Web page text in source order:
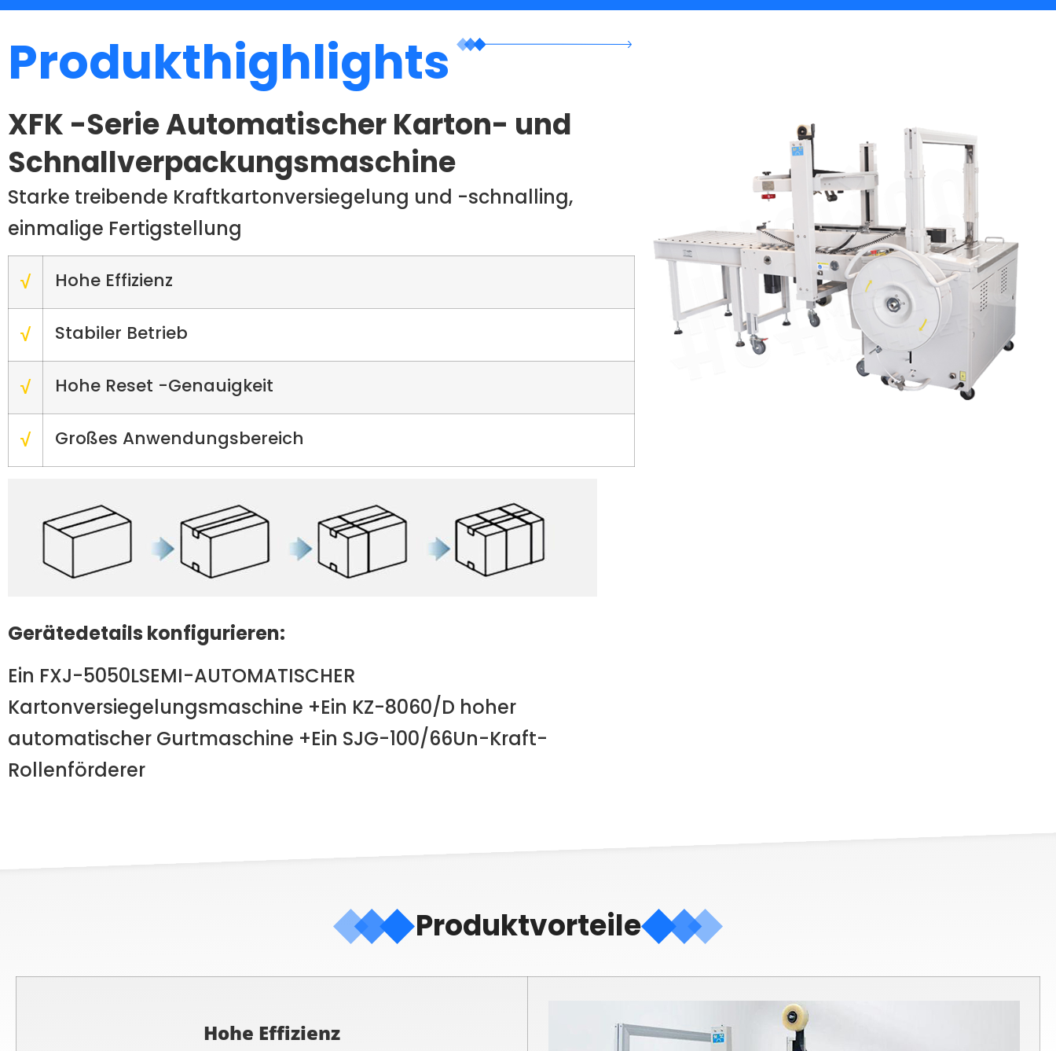
Produkthighlights
XFK -Serie Automatischer Karton- und
Schnallverpackungsmaschine
Starke treibende Kraftkartonversiegelung und -schnalling,
einmalige Fertigstellung
√ Hohe Effizienz
√ Stabiler Betrieb
√ Hohe Reset -Genauigkeit
√ Großes Anwendungsbereich
Gerätedetails konfigurieren:
Ein FXJ-5050LSEMI-AUTOMATISCHER
Kartonversiegelungsmaschine +Ein KZ-8060/D hoher
automatischer Gurtmaschine +Ein SJG-100/66Un-Kraft-
Rollenförderer
Produktvorteile
Hohe Effizienz